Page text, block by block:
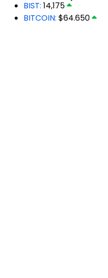
BIST: 14,175
BITCOIN: $64.650